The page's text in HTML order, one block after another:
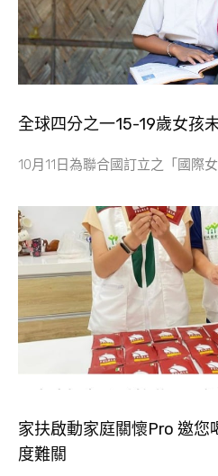
全球四分之一15-19歲女孩
10月11日為聯合國訂立之「國際
家扶啟動家庭關懷Pro 邀您
度難關